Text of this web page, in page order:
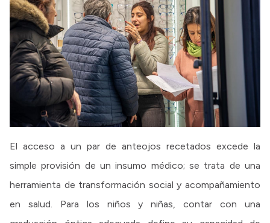
El acceso a un par de anteojos recetados excede la
simple provisión de un insumo médico; se trata de una
herramienta de transformación social y acompañamiento
en salud. Para los niños y niñas, contar con una